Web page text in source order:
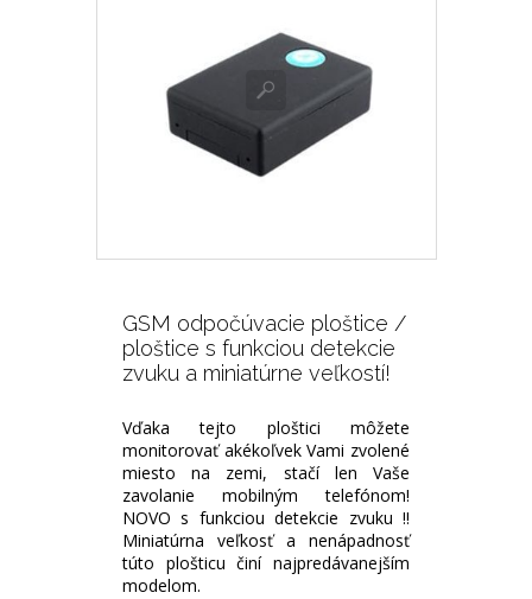
GSM odpočúvacie ploštice /
ploštice s funkciou detekcie
zvuku a miniatúrne veľkostí!
Vďaka tejto ploštici môžete
monitorovať akékoľvek Vami zvolené
miesto na zemi, stačí len Vaše
zavolanie mobilným telefónom!
NOVO s funkciou detekcie zvuku !!
Miniatúrna veľkosť a nenápadnosť
túto plošticu činí najpredávanejším
modelom.